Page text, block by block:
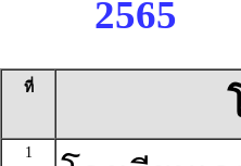
2565
ที่
1